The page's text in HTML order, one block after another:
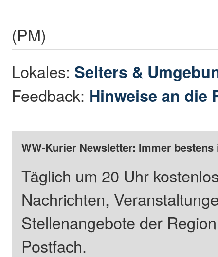
(PM)
Lokales: Selters &
Feedback: Hinweise an die
WW-Kurier Newsletter: Immer
Täglich um 20 Uhr
Nachrichten,
Stellenangebote der
Postfach.